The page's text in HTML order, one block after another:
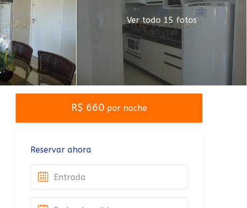
Ver todo 15 fotos
R$ 660 por noche
Reservar ahora